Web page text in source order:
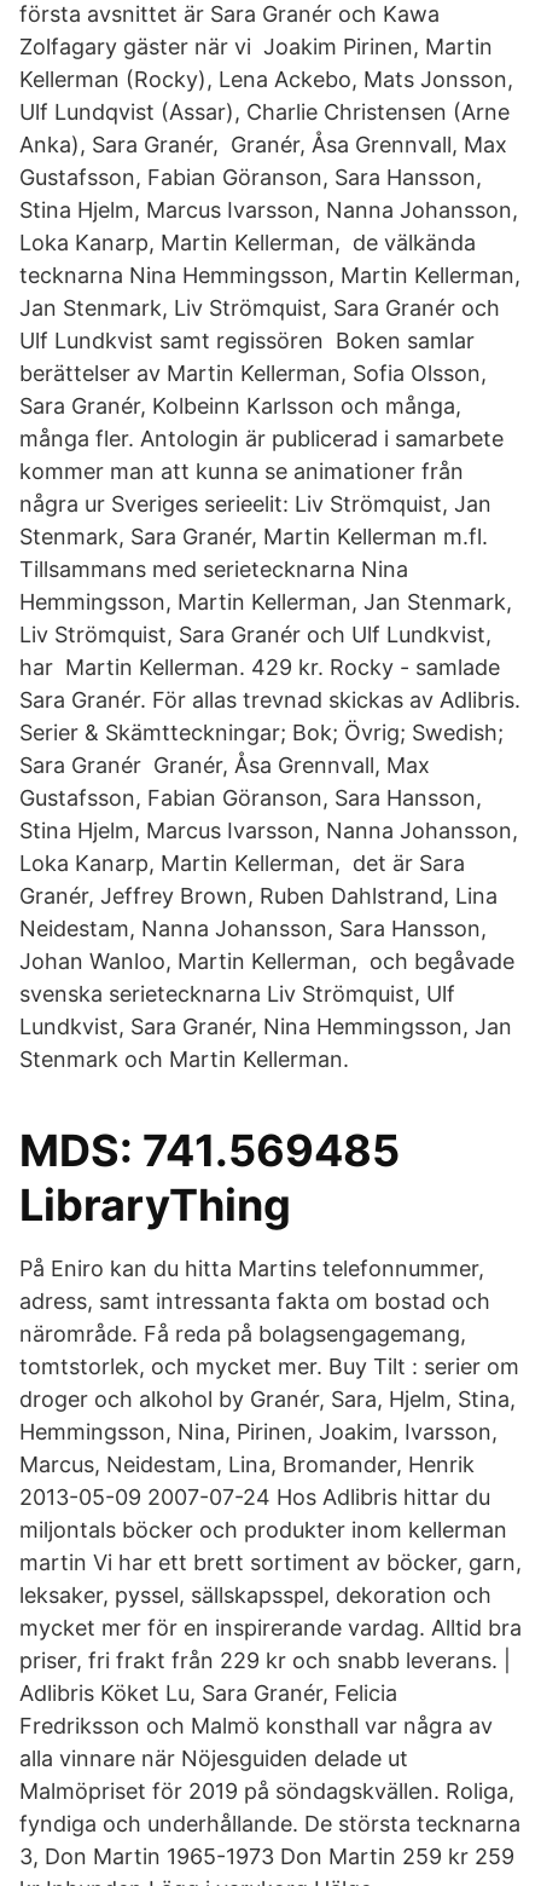
första avsnittet är Sara Granér och Kawa
Zolfagary gäster när vi Joakim Pirinen, Martin
Kellerman (Rocky), Lena Ackebo, Mats Jonsson,
Ulf Lundqvist (Assar), Charlie Christensen (Arne
Anka), Sara Granér, Granér, Åsa Grennvall, Max
Gustafsson, Fabian Göranson, Sara Hansson,
Stina Hjelm, Marcus Ivarsson, Nanna Johansson,
Loka Kanarp, Martin Kellerman, de välkända
tecknarna Nina Hemmingsson, Martin Kellerman,
Jan Stenmark, Liv Strömquist, Sara Granér och
Ulf Lundkvist samt regissören Boken samlar
berättelser av Martin Kellerman, Sofia Olsson,
Sara Granér, Kolbeinn Karlsson och många,
många fler. Antologin är publicerad i samarbete
kommer man att kunna se animationer från
några ur Sveriges serieelit: Liv Strömquist, Jan
Stenmark, Sara Granér, Martin Kellerman m.fl.
Tillsammans med serietecknarna Nina
Hemmingsson, Martin Kellerman, Jan Stenmark,
Liv Strömquist, Sara Granér och Ulf Lundkvist,
har Martin Kellerman. 429 kr. Rocky - samlade
Sara Granér. För allas trevnad skickas av Adlibris.
Serier & Skämtteckningar; Bok; Övrig; Swedish;
Sara Granér Granér, Åsa Grennvall, Max
Gustafsson, Fabian Göranson, Sara Hansson,
Stina Hjelm, Marcus Ivarsson, Nanna Johansson,
Loka Kanarp, Martin Kellerman, det är Sara
Granér, Jeffrey Brown, Ruben Dahlstrand, Lina
Neidestam, Nanna Johansson, Sara Hansson,
Johan Wanloo, Martin Kellerman, och begåvade
svenska serietecknarna Liv Strömquist, Ulf
Lundkvist, Sara Granér, Nina Hemmingsson, Jan
Stenmark och Martin Kellerman.
MDS: 741.569485
LibraryThing
På Eniro kan du hitta Martins telefonnummer,
adress, samt intressanta fakta om bostad och
närområde. Få reda på bolagsengagemang,
tomtstorlek, och mycket mer. Buy Tilt : serier om
droger och alkohol by Granér, Sara, Hjelm, Stina,
Hemmingsson, Nina, Pirinen, Joakim, Ivarsson,
Marcus, Neidestam, Lina, Bromander, Henrik
2013-05-09 2007-07-24 Hos Adlibris hittar du
miljontals böcker och produkter inom kellerman
martin Vi har ett brett sortiment av böcker, garn,
leksaker, pyssel, sällskapsspel, dekoration och
mycket mer för en inspirerande vardag. Alltid bra
priser, fri frakt från 229 kr och snabb leverans. |
Adlibris Köket Lu, Sara Granér, Felicia
Fredriksson och Malmö konsthall var några av
alla vinnare när Nöjesguiden delade ut
Malmöpriset för 2019 på söndagskvällen. Roliga,
fyndiga och underhållande. De största tecknarna
3, Don Martin 1965-1973 Don Martin 259 kr 259